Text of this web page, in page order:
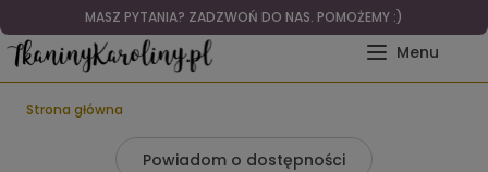
MASZ PYTANIA? ZADZWOŃ DO NAS. POMOŻEMY :)
Strona główna
Powiadom o dostępności